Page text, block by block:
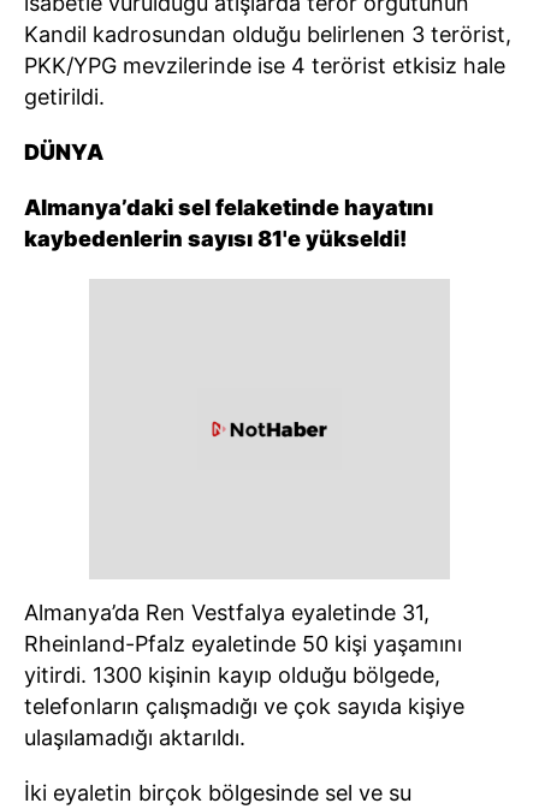
Kandil kadrosundan olduğu belirlenen 3 terörist,
PKK/YPG mevzilerinde ise 4 terörist etkisiz hale
getirildi.
DÜNYA
Almanya’daki sel felaketinde hayatını
kaybedenlerin sayısı 81'e yükseldi!
Almanya’da Ren Vestfalya eyaletinde 31,
Rheinland-Pfalz eyaletinde 50 kişi yaşamını
yitirdi. 1300 kişinin kayıp olduğu bölgede,
telefonların çalışmadığı ve çok sayıda kişiye
ulaşılamadığı aktarıldı.
İki eyaletin birçok bölgesinde sel ve su